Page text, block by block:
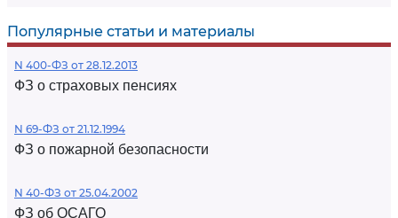
Популярные статьи и материалы
N 400-ФЗ от 28.12.2013
ФЗ о страховых пенсиях
N 69-ФЗ от 21.12.1994
ФЗ о пожарной безопасности
N 40-ФЗ от 25.04.2002
ФЗ об ОСАГО